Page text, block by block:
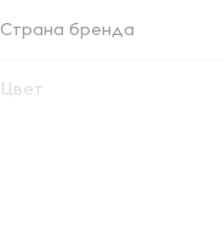
Страна бренда
Цвет